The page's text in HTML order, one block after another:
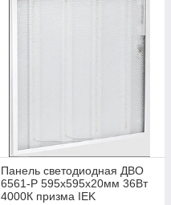
Панель светодиодная ДВО
6561-P 595х595х20мм 36Вт
4000К призма IEK